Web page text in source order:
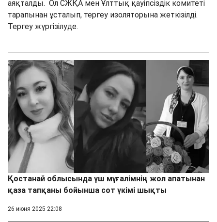
аяқталды. Ол СЖҚА мен Ұлттық қауіпсіздік комитеті
тарапынан ұсталып, тергеу изоляторына жеткізілді.
Тергеу жүргізілуде.
Қостанай облысында үш мұғалімнің жол апатынан
қаза тапқаны бойынша сот үкімі шықты
26 июня 2025 22:08